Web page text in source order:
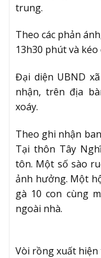
trung.
Theo các phản
13h30 phút và kéo
Đại diện UBND
nhận, trên địa
xoáy.
Theo ghi nhận
Tại thôn Tây
tôn. Một số sào
ảnh hưởng. Một
gà 10 con cùng
ngoài nhà.
Vòi rồng xuất